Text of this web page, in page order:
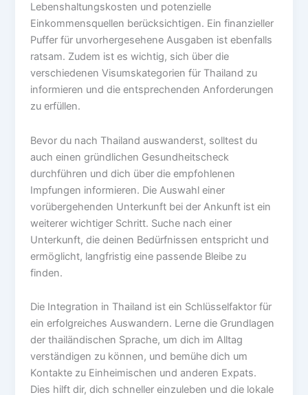
Lebenshaltungskosten und potenzielle
Einkommensquellen berücksichtigen. Ein finanzieller
Puffer für unvorhergesehene Ausgaben ist ebenfalls
ratsam. Zudem ist es wichtig, sich über die
verschiedenen Visumskategorien für Thailand zu
informieren und die entsprechenden Anforderungen
zu erfüllen.
Bevor du nach Thailand auswanderst, solltest du
auch einen gründlichen Gesundheitscheck
durchführen und dich über die empfohlenen
Impfungen informieren. Die Auswahl einer
vorübergehenden Unterkunft bei der Ankunft ist ein
weiterer wichtiger Schritt. Suche nach einer
Unterkunft, die deinen Bedürfnissen entspricht und
ermöglicht, langfristig eine passende Bleibe zu
finden.
Die Integration in Thailand ist ein Schlüsselfaktor für
ein erfolgreiches Auswandern. Lerne die Grundlagen
der thailändischen Sprache, um dich im Alltag
verständigen zu können, und bemühe dich um
Kontakte zu Einheimischen und anderen Expats.
Dies hilft dir, dich schneller einzuleben und die lokale